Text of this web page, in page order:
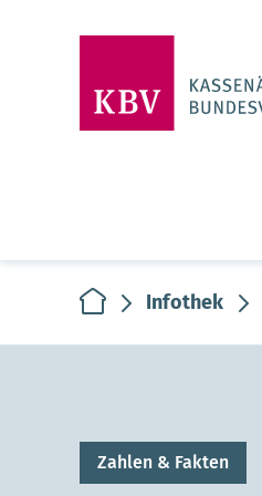
zur Startseite
Infothek
Zahlen & Fakten